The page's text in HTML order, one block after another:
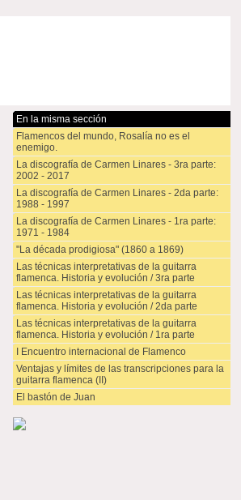
En la misma sección
Flamencos del mundo, Rosalía no es el
enemigo.
La discografía de Carmen Linares - 3ra parte:
2002 - 2017
La discografía de Carmen Linares - 2da parte:
1988 - 1997
La discografía de Carmen Linares - 1ra parte:
1971 - 1984
"La década prodigiosa" (1860 a 1869)
Las técnicas interpretativas de la guitarra
flamenca. Historia y evolución / 3ra parte
Las técnicas interpretativas de la guitarra
flamenca. Historia y evolución / 2da parte
Las técnicas interpretativas de la guitarra
flamenca. Historia y evolución / 1ra parte
I Encuentro internacional de Flamenco
Ventajas y límites de las transcripciones para la
guitarra flamenca (II)
El bastón de Juan